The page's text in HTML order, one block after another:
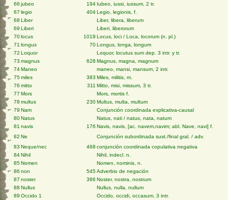
66 jubeo 194 Iubeo, iussi, iussum, 2 tr.
67 legio 404Legio, legionis, f.
68 Liber
Liber, libera, liberum
69 Liberi
Liberi, liberorum
70locus 1019 Locus, loci / Loca, locorum (n. pl.)
71 longus 70Longus, longa, longum
72 Loquor
Loquor, locutus sum dep. 3 intr. y tr.
73 magnus 628 Magnus, magna, magnum
74Maneo
maneo, mansi, mansum, 2 intr.
75miles 383 Miles, militis, m.
76 mitto 311 Mitto, misi, missum, 3 tr.
77 Mors
Mors, mortis f.
78 multus 230Multus, multa, multum
79 Nam
Conjunción coordinada explicativa-causal
80Natus
Natus, nati / natus, nata, natum
81 navis 176 Navis, navis, [ac. navem,navim; abl. Nave, navi] f.
82 Ne
Conjunción subordinada sust./final gral. / adv.
83 Neque/nec 468 conjunción coordinada copulativa negativa
84Nihil
Nihil, indecl. n.
85Nomen
Nomen, nominis, n.
86 non 545Adverbio de negación
87 noster 386 Noster, nostra, nostrum
88 Nullus
Nullus, nulla, nullum
89 Occido 1
Occido, occidi, occasum, 3 intr.